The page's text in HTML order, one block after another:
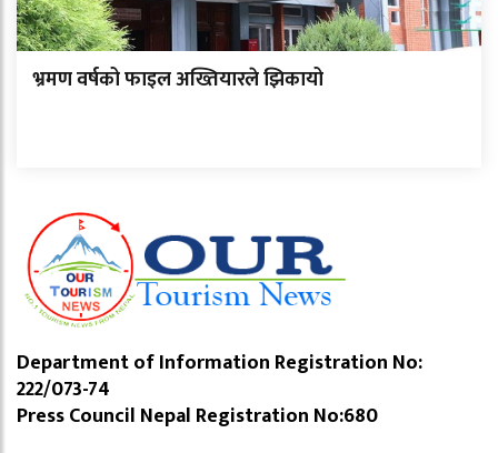
भ्रमण वर्षको फाइल अख्तियारले झिकायो
Department of Information Registration No:
222/073-74
Press Council Nepal Registration No:680